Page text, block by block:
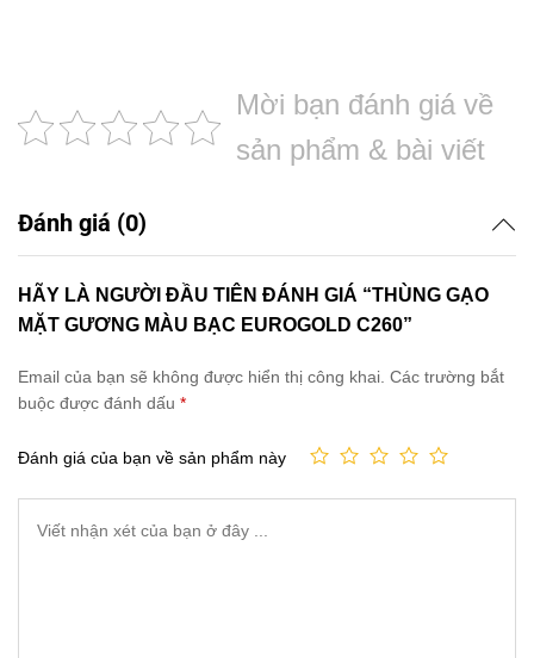
Mời bạn đánh giá về
sản phẩm & bài viết
Đánh giá (0)
HÃY LÀ NGƯỜI ĐẦU TIÊN ĐÁNH GIÁ “THÙNG GẠO
MẶT GƯƠNG MÀU BẠC EUROGOLD C260”
Email của bạn sẽ không được hiển thị công khai. Các trường bắt
buộc được đánh dấu *
Đánh giá của bạn về sản phẩm này